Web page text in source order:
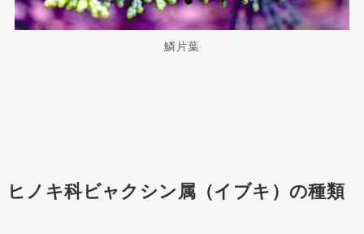
鱗片葉
ヒノキ科ビャクシン属（イブキ）の種類